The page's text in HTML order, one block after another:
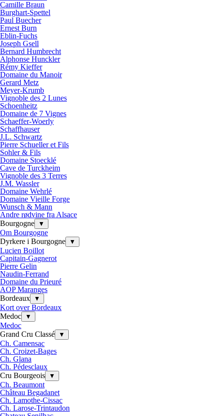
Camille Braun
Burghart-Spettel
Paul Buecher
Ernest Burn
Eblin-Fuchs
Joseph Gsell
Bernard Humbrecht
Alphonse Hunckler
Rémy Kieffer
Domaine du Manoir
Gerard Metz
Meyer-Krumb
Vignoble des 2 Lunes
Schoenheitz
Domaine de 7 Vignes
Schaeffer-Woerly
Schaffhauser
J.L. Schwartz
Pierre Schueller et Fils
Sohler & Fils
Domaine Stoecklé
Cave de Turckheim
Vignoble des 3 Terres
J.M. Wassler
Domaine Wehrlé
Domaine Vieille Forge
Wunsch & Mann
Andre rødvine fra Alsace
Bourgogne
▼
Om Bourgogne
Dyrkere i Bourgogne
▼
Lucien Boillot
Capitain-Gagnerot
Pierre Gelin
Naudin-Ferrand
Domaine du Prieuré
AOP Maranges
Bordeaux
▼
Kort over Bordeaux
Medoc
▼
Medoc
Grand Cru Classé
▼
Ch. Camensac
Ch. Croizet-Bages
Ch. Glana
Ch. Pédesclaux
Cru Bourgeois
▼
Ch. Beaumont
Château Begadanet
Ch. Lamothe-Cissac
Ch. Larose-Trintaudon